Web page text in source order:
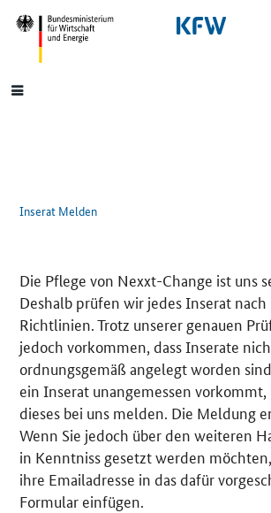
SrOnlyNavigation
Hauptmenü
Inserat Melden
Die Pflege von Nexxt-Change ist uns
Deshalb prüfen wir jedes Inserat nach
Richtlinien. Trotz unserer genauen
jedoch vorkommen, dass Inserate
ordnungsgemäß angelegt worden
ein Inserat unangemessen vorkommt,
dieses bei uns melden. Die Meldung
Wenn Sie jedoch über den weiteren
in Kenntniss gesetzt werden
ihre Emailadresse in das dafür
Formular einfügen.